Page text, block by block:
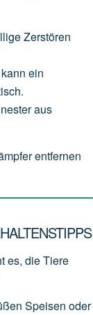
Zerstören
kann ein
aus
entfernen
es, die Tiere
Speisen oder